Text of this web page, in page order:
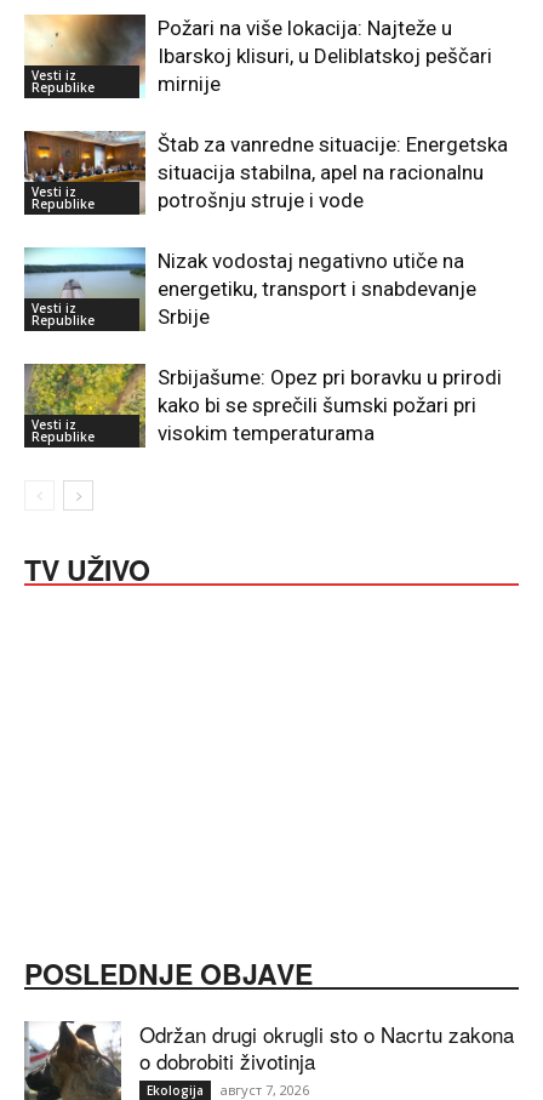
Vesti iz
Republike
Požari na više lokacija: Najteže u
Ibarskoj klisuri, u Deliblatskoj peščari
mirnije
Vesti iz
Republike
Štab za vanredne situacije: Energetska
situacija stabilna, apel na racionalnu
potrošnju struje i vode
Vesti iz
Republike
Nizak vodostaj negativno utiče na
energetiku, transport i snabdevanje
Srbije
Vesti iz
Republike
Srbijašume: Opez pri boravku u prirodi
kako bi se sprečili šumski požari pri
visokim temperaturama
TV UŽIVO
POSLEDNJE OBJAVE
Održan drugi okrugli sto o Nacrtu zakona
o dobrobiti životinja
Ekologija август 7, 2026